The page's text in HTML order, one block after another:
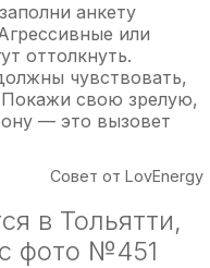
анкету
или
оттолкнуть.
чувствовать,
свою зрелую,
— это вызовет
Совет от LovEnergy
в Тольятти,
фото №451